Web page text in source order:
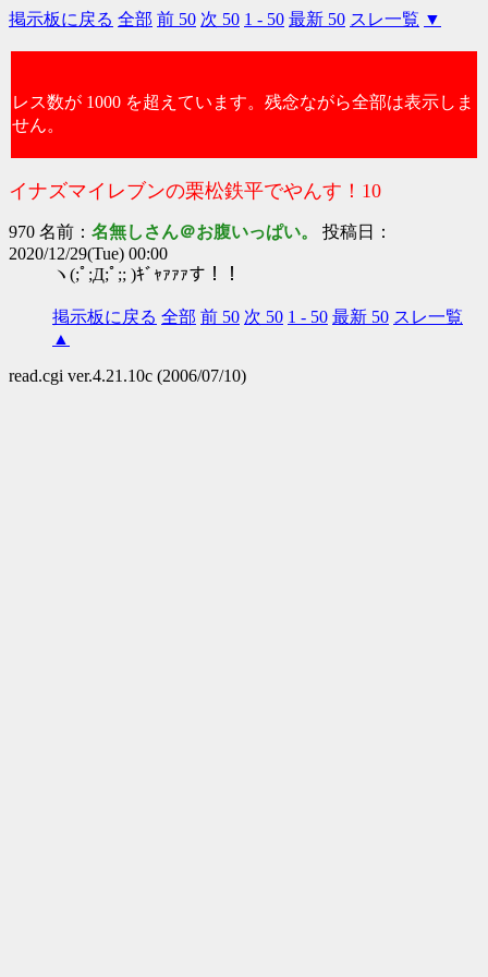
掲示板に戻る 全部 前 50 次 50 1 - 50 最新 50 スレ一覧 ▼
レス数が 1000 を超えています。残念ながら全部は表示しま
せん。
イナズマイレブンの栗松鉄平でやんす！10
970 名前： 名無しさん＠お腹いっぱい。 投稿日：
2020/12/29(Tue) 00:00
ヽ(;ﾟ;Д;ﾟ;; )ｷﾞｬｧｧｧす！！
掲示板に戻る 全部 前 50 次 50 1 - 50 最新 50 スレ一覧
▲
read.cgi ver.4.21.10c (2006/07/10)